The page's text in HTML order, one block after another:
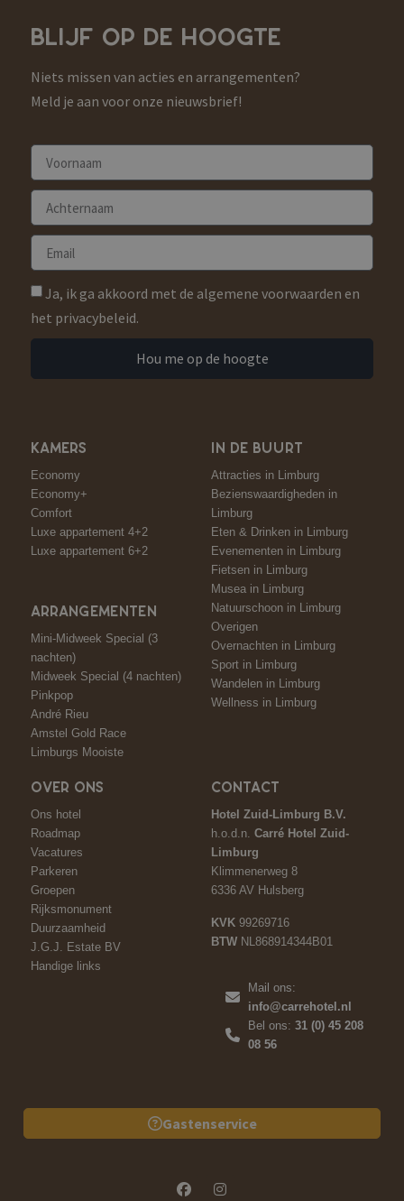
BLIJF OP DE HOOGTE
Niets missen van acties en arrangementen?
Meld je aan voor onze nieuwsbrief!
Ja, ik ga akkoord met de algemene voorwaarden en
het privacybeleid.
Hou me op de hoogte
KAMERS
Economy
Economy+
Comfort
Luxe appartement 4+2
Luxe appartement 6+2
ARRANGEMENTEN
Mini-Midweek Special (3
nachten)
Midweek Special (4 nachten)
Pinkpop
André Rieu
Amstel Gold Race
Limburgs Mooiste
IN DE BUURT
Attracties in Limburg
Bezienswaardigheden in
Limburg
Eten & Drinken in Limburg
Evenementen in Limburg
Fietsen in Limburg
Musea in Limburg
Natuurschoon in Limburg
Overigen
Overnachten in Limburg
Sport in Limburg
Wandelen in Limburg
Wellness in Limburg
OVER ONS
Ons hotel
Roadmap
Vacatures
Parkeren
Groepen
Rijksmonument
Duurzaamheid
J.G.J. Estate BV
Handige links
CONTACT
Hotel Zuid-Limburg B.V.
h.o.d.n. Carré Hotel Zuid-
Limburg
Klimmenerweg 8
6336 AV Hulsberg
KVK 99269716
BTW NL868914344B01
Mail ons:
info@carrehotel.nl
Bel ons: 31 (0) 45 208
08 56
Gastenservice